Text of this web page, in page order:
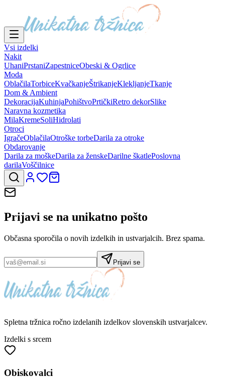
Vsi izdelki
Nakit
UhaniPrstaniZapestniceObeski & Ogrlice
Moda
OblačilaTorbiceKvačkanjeŠtrikanjeKlekljanjeTkanje
Dom & Ambient
DekoracijaKuhinjaPohištvoPrtičkiRetro dekorSlike
Naravna kozmetika
MilaKremeSoliHidrolati
Otroci
IgračeOblačilaOtroške torbeDarila za otroke
Obdarovanje
Darila za moškeDarila za ženskeDarilne škatlePoslovna
darilaVoščilnice
Prijavi se na unikatno pošto
Občasna sporočila o novih izdelkih in ustvarjalcih. Brez spama.
Prijavi se
Spletna tržnica ročno izdelanih izdelkov slovenskih ustvarjalcev.
Izdelki s srcem
Obiskovalci